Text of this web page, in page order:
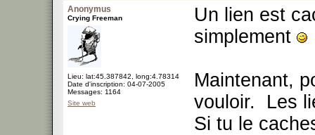
Anonymus
Crying Freeman
Lieu: lat:45.387842, long:4.78314
Date d'inscription: 04-07-2005
Messages: 1164
Site web
Un lien est
simplement
Maintenant,
vouloir. Les
Si tu le